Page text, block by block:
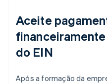
Aceite
do EIN
Após a formação da